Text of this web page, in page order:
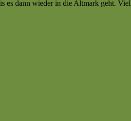
es dann wieder in die Altmark geht.